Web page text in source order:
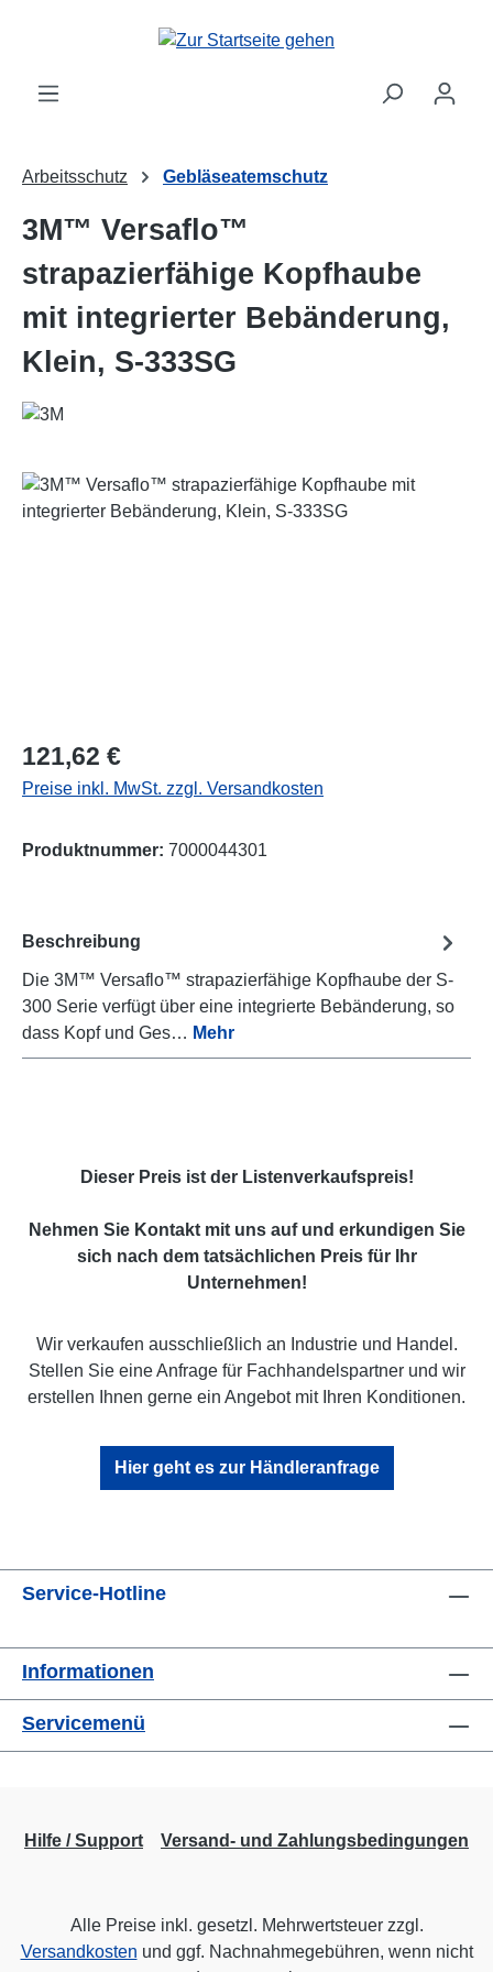
Zum Hauptinhalt springen
Arbeitsschutz Gebläseatemschutz
3M™ Versaflo™
strapazierfähige Kopfhaube
mit integrierter Bebänderung,
Klein, S-333SG
Bildergalerie überspringen
Regulärer Preis:
121,62 €
Preise inkl. MwSt. zzgl. Versandkosten
Produktnummer: 7000044301
Beschreibung
Die 3M™ Versaflo™ strapazierfähige Kopfhaube der S-
300 Serie verfügt über eine integrierte Bebänderung, so
dass Kopf und Ges… Mehr
Dieser Preis ist der Listenverkaufspreis!
Nehmen Sie Kontakt mit uns auf und erkundigen Sie
sich nach dem tatsächlichen Preis für Ihr
Unternehmen!
Wir verkaufen ausschließlich an Industrie und Handel.
Stellen Sie eine Anfrage für Fachhandelspartner und wir
erstellen Ihnen gerne ein Angebot mit Ihren Konditionen.
Hier geht es zur Händleranfrage
Service-Hotline
Informationen
Servicemenü
Hilfe / Support Versand- und Zahlungsbedingungen
Alle Preise inkl. gesetzl. Mehrwertsteuer zzgl.
Versandkosten und ggf. Nachnahmegebühren, wenn nicht